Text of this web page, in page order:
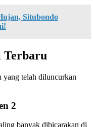
Situbondo
Terbaru
yang telah diluncurkan
2
banyak dibicarakan di